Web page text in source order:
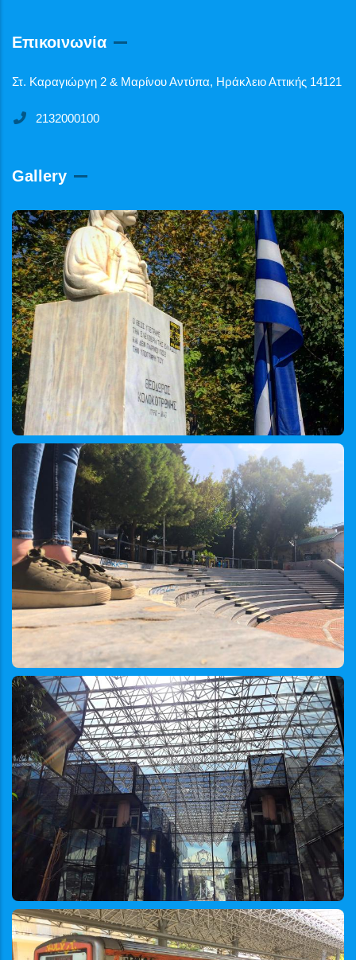
Επικοινωνία
Στ. Καραγιώργη 2 & Μαρίνου Αντύπα, Ηράκλειο Αττικής 14121
2132000100
Gallery